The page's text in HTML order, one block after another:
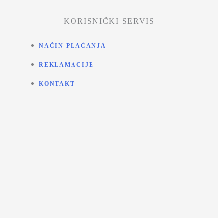
KORISNIČKI SERVIS
NAČIN PLAĆANJA
REKLAMACIJE
KONTAKT